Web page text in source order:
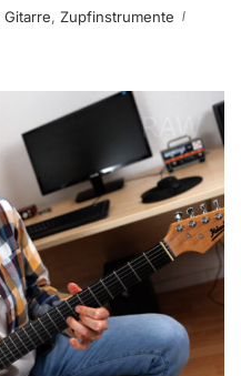
Gitarre, Zupfinstrumente